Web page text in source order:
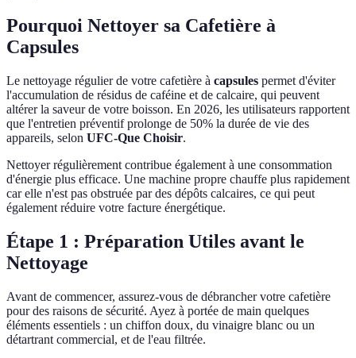
Pourquoi Nettoyer sa Cafetière à
Capsules
Le nettoyage régulier de votre cafetière à capsules permet d'éviter
l'accumulation de résidus de caféine et de calcaire, qui peuvent
altérer la saveur de votre boisson. En 2026, les utilisateurs rapportent
que l'entretien préventif prolonge de 50% la durée de vie des
appareils, selon UFC-Que Choisir.
Nettoyer régulièrement contribue également à une consommation
d'énergie plus efficace. Une machine propre chauffe plus rapidement
car elle n'est pas obstruée par des dépôts calcaires, ce qui peut
également réduire votre facture énergétique.
Étape 1 : Préparation Utiles avant le
Nettoyage
Avant de commencer, assurez-vous de débrancher votre cafetière
pour des raisons de sécurité. Ayez à portée de main quelques
éléments essentiels : un chiffon doux, du vinaigre blanc ou un
détartrant commercial, et de l'eau filtrée.